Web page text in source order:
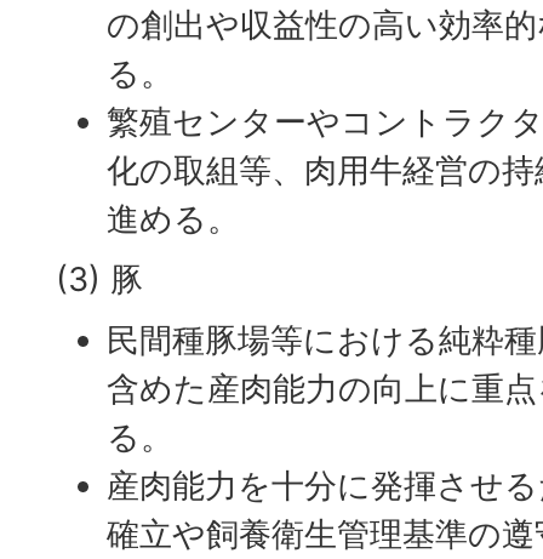
の創出や収益性の高い効率
る。
繁殖センターやコントラク
化の取組等、肉用牛経営の
進める。
(3) 豚
民間種豚場等における純粋
含めた産肉能力の向上に重
る。
産肉能力を十分に発揮させ
確立や飼養衛生管理基準の